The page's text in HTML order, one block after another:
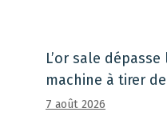
L’or sale
machine à tirer
7 août 2026